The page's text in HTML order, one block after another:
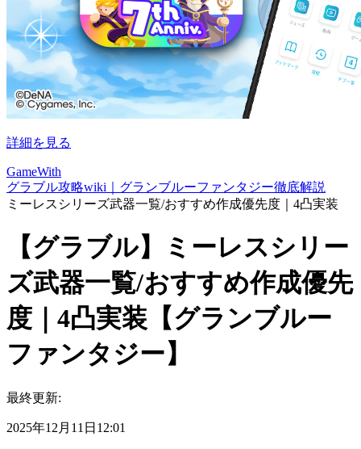
詳細を見る
GameWith
グラブル攻略wiki｜グランブルーファンタジー徹底解説
ミーレスシリーズ武器一覧/おすすめ作成優先度｜4凸実装
【グラブル】ミーレスシリー
ズ武器一覧/おすすめ作成優先
度｜4凸実装【グランブルー
ファンタジー】
最終更新:
2025年12月11日12:01